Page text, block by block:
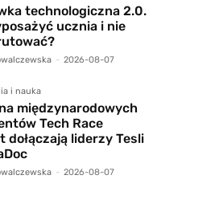
technologiczna 2.0.
ucznia i nie
- 2026-08-07
i nauka
międzynarodowych
Tech Race
dołączają liderzy Tesli
- 2026-08-07